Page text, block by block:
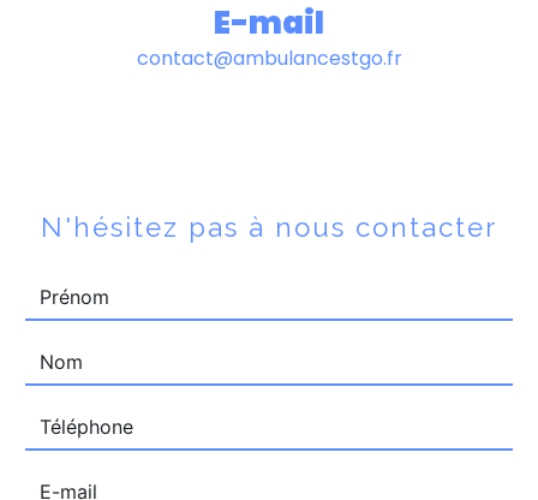
E-mail
contact@ambulancestgo.fr
N'hésitez pas à nous contacter